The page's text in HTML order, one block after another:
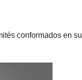
conformados en su